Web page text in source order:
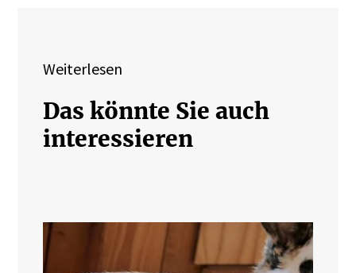
Weiterlesen
Das könnte Sie auch
interessieren